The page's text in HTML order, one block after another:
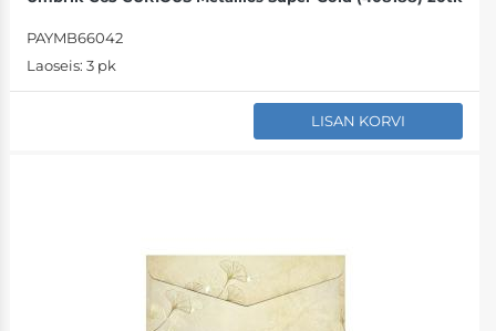
PAYMB66042
Laoseis: 3 pk
LISAN KORVI